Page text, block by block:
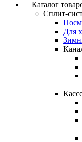
Каталог
Сплит-
Для